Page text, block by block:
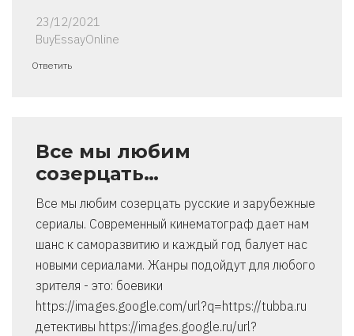
23/12/2021
BuyEssayOnline
Ответить
Все мы любим
созерцать…
Все мы любим созерцать русские и зарубежные
сериалы. Современный кинематограф дает нам
шанс к саморазвитию и каждый год балует нас
новыми сериалами. Жанры подойдут для любого
зрителя - это: боевики
https://images.google.com/url?q=https://tubba.ru
детективы https://images.google.ru/url?